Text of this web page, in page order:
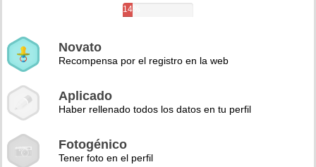
14%
Novato
Recompensa por el registro en la web
Aplicado
Haber rellenado todos los datos en tu perfil
Fotogénico
Tener foto en el perfil